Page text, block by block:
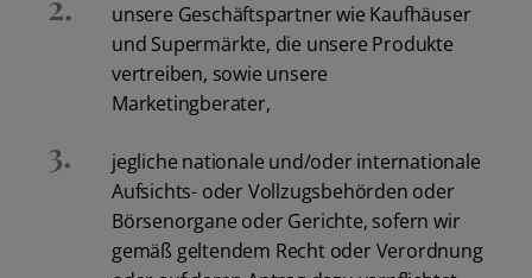
unsere Geschäftspartner wie Kaufhäuser
und Supermärkte, die unsere Produkte
vertreiben, sowie unsere
Marketingberater,
jegliche nationale und/oder internationale
Aufsichts- oder Vollzugsbehörden oder
Börsenorgane oder Gerichte, sofern wir
gemäß geltendem Recht oder Verordnung